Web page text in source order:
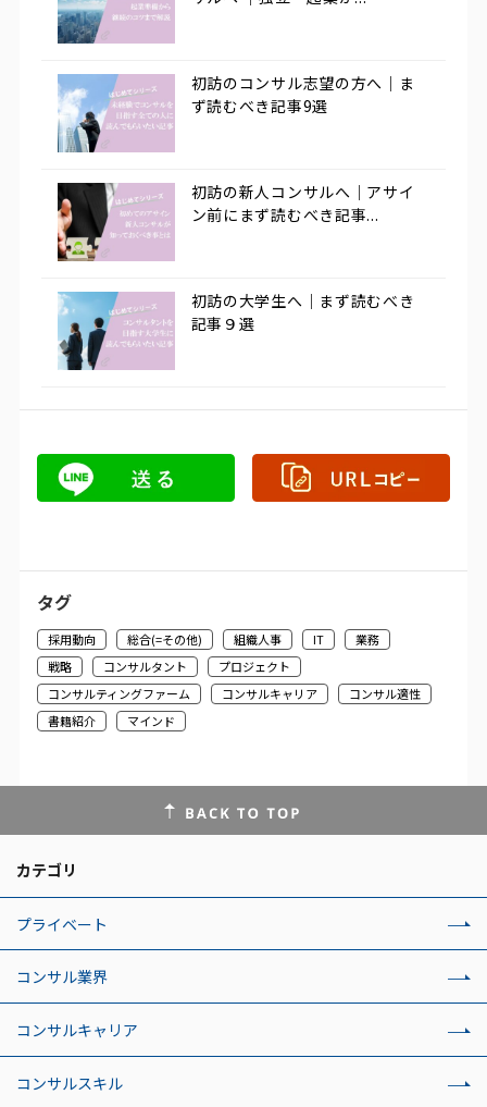
初訪のコンサル志望の方へ｜ま
ず読むべき記事9選
初訪の新人コンサルへ｜アサイ
ン前にまず読むべき記事...
初訪の大学生へ｜まず読むべき
記事９選
タグ
採用動向 総合(=その他) 組織人事 IT
業務
戦略
コンサルタント
プロジェクト
コンサルティングファーム
コンサルキャリア
コンサル適性
書籍紹介
マインド
カテゴリ
プライベート
コンサル業界
コンサルキャリア
コンサルスキル